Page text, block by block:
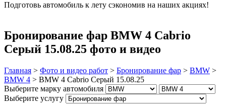
Подготовь автомобиль к лету сэкономив на наших акциях!
Бронирование фар BMW 4 Cabrio
Серый 15.08.25 фото и видео
Главная > Фото и видео работ > Бронирование фар > BMW >
BMW 4 > BMW 4 Cabrio Серый 15.08.25
Выберите марку автомобиля
Выберите услугу